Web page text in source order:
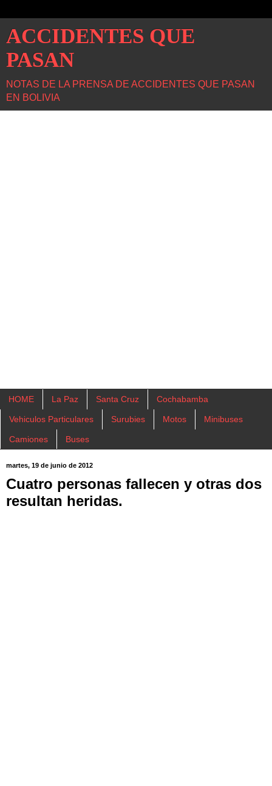
ACCIDENTES QUE
PASAN
NOTAS DE LA PRENSA DE ACCIDENTES QUE PASAN
EN BOLIVIA
HOME La Paz Santa Cruz Cochabamba
Vehiculos Particulares Surubies Motos Minibuses
Camiones Buses
martes, 19 de junio de 2012
Cuatro personas fallecen y otras dos
resultan heridas.